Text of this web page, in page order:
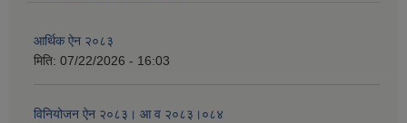
आर्थिक ऐन २०८३
मिति: 07/22/2026 - 16:03
विनियोजन ऐन २०८३। आ व २०८३।०८४